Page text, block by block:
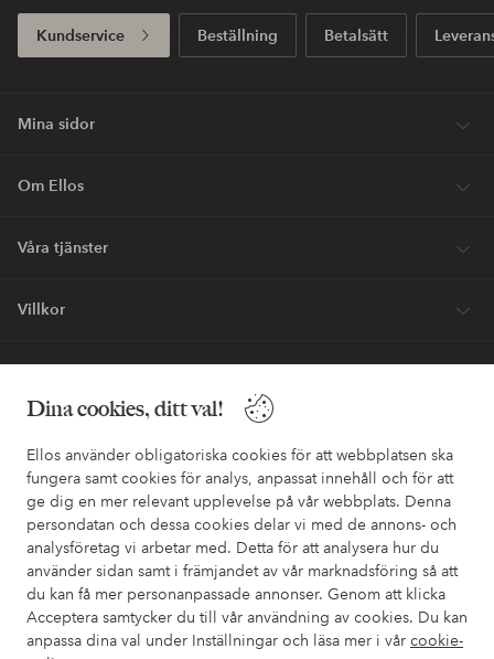
Dina cookies, ditt val!
Ellos använder obligatoriska cookies för att webbplatsen ska
fungera samt cookies för analys, anpassat innehåll och för att
ge dig en mer relevant upplevelse på vår webbplats. Denna
persondatan och dessa cookies delar vi med de annons- och
analysföretag vi arbetar med. Detta för att analysera hur du
använder sidan samt i främjandet av vår marknadsföring så att
du kan få mer personanpassade annonser. Genom att klicka
Acceptera samtycker du till vår användning av cookies. Du kan
anpassa dina val under Inställningar och läsa mer i vår cookie-
Kundservice Beställning Betalsätt
Mina sidor
Om Ellos
Våra tjänster
Villkor
Vänner
Säkra betalningar - Betala direkt eller dela upp
Vill du veta mer om våra betalalternativ?
elpy elpy